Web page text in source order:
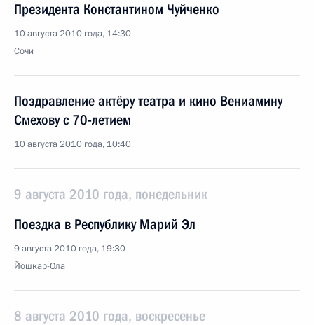
Президента Константином Чуйченко
10 августа 2010 года, 14:30
Сочи
Поздравление актёру театра и кино Вениамину
Смехову с 70-летием
10 августа 2010 года, 10:40
9 августа 2010 года, понедельник
Поездка в Республику Марий Эл
9 августа 2010 года, 19:30
Йошкар-Ола
8 августа 2010 года, воскресенье